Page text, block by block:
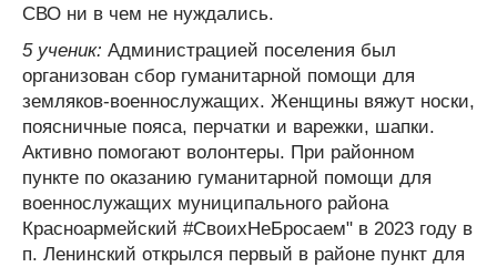
СВО ни в чем не нуждались.
5 ученик: Администрацией поселения был
организован сбор гуманитарной помощи для
земляков-военнослужащих. Женщины вяжут носки,
поясничные пояса, перчатки и варежки, шапки.
Активно помогают волонтеры. При районном
пункте по оказанию гуманитарной помощи для
военнослужащих муниципального района
Красноармейский #СвоихНеБросаем" в 2023 году в
п. Ленинский открылся первый в районе пункт для